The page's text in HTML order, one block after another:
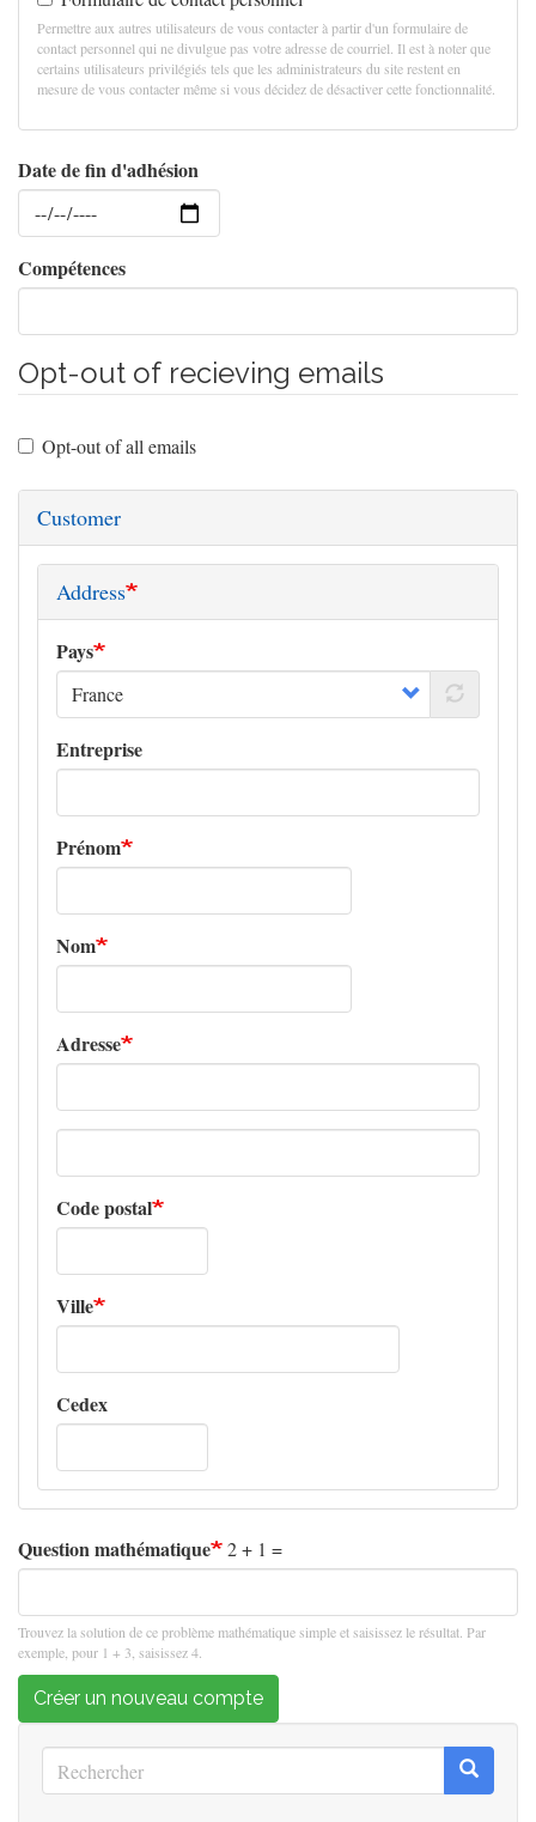
Permettre aux autres utilisateurs de vous contacter à partir d'un formulaire de
contact personnel qui ne divulgue pas votre adresse de courriel. Il est à noter que
certains utilisateurs privilégiés tels que les administrateurs du site restent en
mesure de vous contacter même si vous décidez de désactiver cette fonctionnalité.
Date de fin d'adhésion
Date
Compétences
Opt-out of recieving emails
Opt-out of all emails
Customer
Address
Pays
Entreprise
Prénom
Nom
Adresse
Adresse
Code postal
Ville
Cedex
Question mathématique 2 + 1 =
Trouvez la solution de ce problème mathématique simple et saisissez le résultat. Par
exemple, pour 1 + 3, saisissez 4.
Créer un nouveau compte
Rechercher
Rechercher